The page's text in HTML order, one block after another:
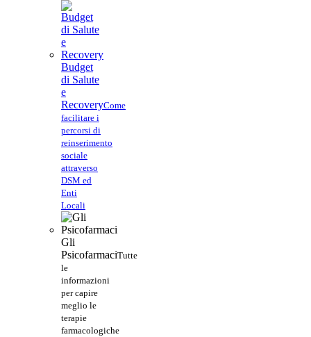
Budget
di Salute
e
RecoveryCome
facilitare i
percorsi di
reinserimento
sociale
attraverso
DSM ed
Enti
Locali
Gli
PsicofarmaciTutte
le
informazioni
per capire
meglio le
terapie
farmacologiche